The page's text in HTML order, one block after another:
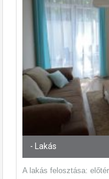
- Lakás
A lakás felosztása: